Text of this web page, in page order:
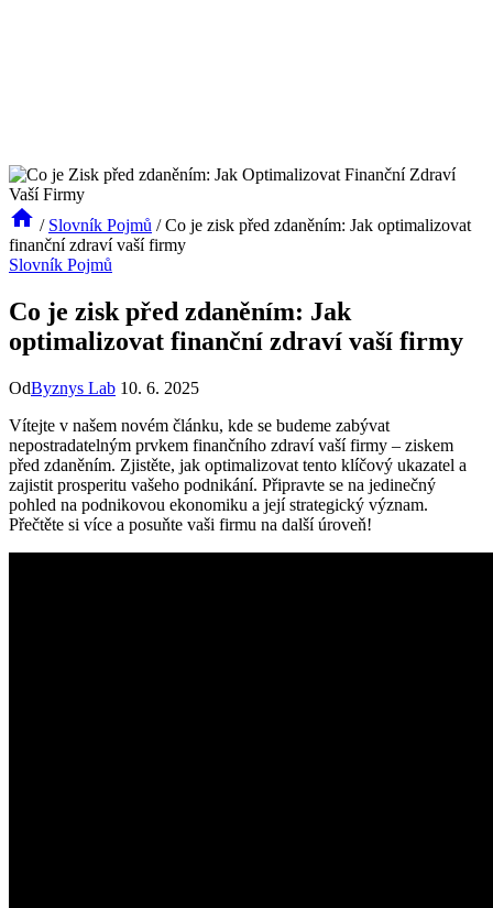
/ Slovník Pojmů / Co je zisk před zdaněním: Jak optimalizovat
finanční zdraví vaší firmy
Slovník Pojmů
Co je zisk před zdaněním: Jak
optimalizovat finanční zdraví vaší firmy
OdByznys Lab 10. 6. 2025
Vítejte v našem novém článku, kde se budeme zabývat
nepostradatelným prvkem finančního zdraví vaší firmy – ziskem
před zdaněním. Zjistěte, jak optimalizovat tento klíčový ukazatel a
zajistit prosperitu vašeho podnikání. Připravte se na jedinečný
pohled na podnikovou ekonomiku a její strategický význam.
Přečtěte si více a posuňte vaši firmu na další úroveň!